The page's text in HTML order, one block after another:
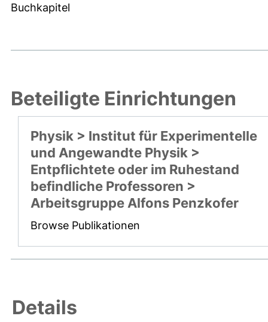
Buchkapitel
Beteiligte Einrichtungen
Physik > Institut für Experimentelle
und Angewandte Physik >
Entpflichtete oder im Ruhestand
befindliche Professoren >
Arbeitsgruppe Alfons Penzkofer
Browse Publikationen
Details